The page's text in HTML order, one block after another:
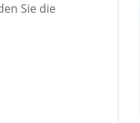
Sie die